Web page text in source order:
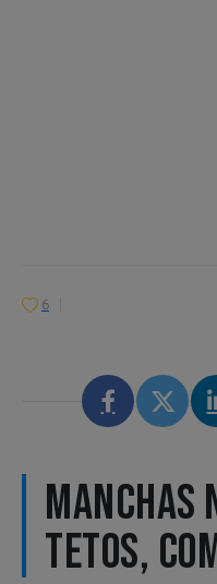
6
MANCHAS
TETOS,